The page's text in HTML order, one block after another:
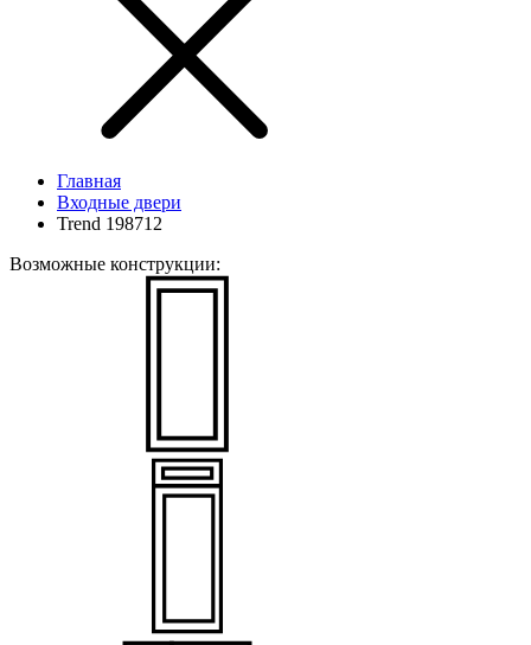
Главная
Входные двери
Trend 198712
Возможные конструкции: